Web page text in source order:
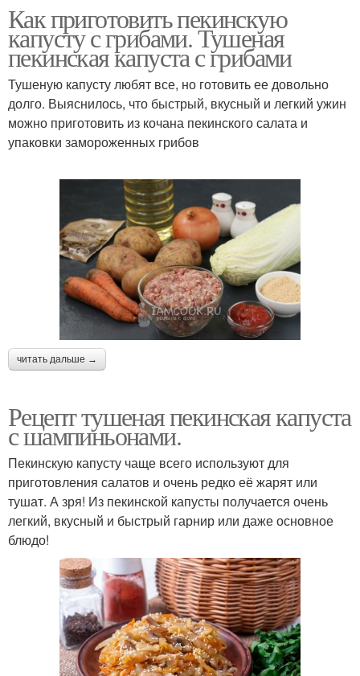
Как приготовить пекинскую
капусту с грибами. Тушеная
пекинская капуста с грибами
Тушеную капусту любят все, но готовить ее довольно
долго. Выяснилось, что быстрый, вкусный и легкий ужин
можно приготовить из кочана пекинского салата и
упаковки замороженных грибов
читать дальше →
Рецепт тушеная пекинская капуста
с шампиньонами.
Пекинскую капусту чаще всего используют для
приготовления салатов и очень редко её жарят или
тушат. А зря! Из пекинской капусты получается очень
легкий, вкусный и быстрый гарнир или даже основное
блюдо!